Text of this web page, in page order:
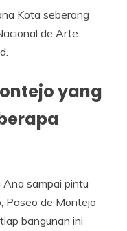
Kota seberang
de Arte
yang
sampai pintu
Paseo de Montejo
bangunan ini